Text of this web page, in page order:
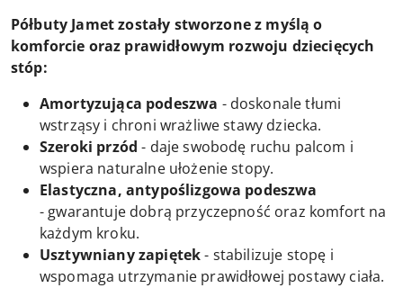
Półbuty Jamet zostały stworzone z myślą o
komforcie oraz prawidłowym rozwoju dziecięcych
stóp:
Amortyzująca podeszwa - doskonale tłumi
wstrząsy i chroni wrażliwe stawy dziecka.
Szeroki przód - daje swobodę ruchu palcom i
wspiera naturalne ułożenie stopy.
Elastyczna, antypoślizgowa podeszwa
- gwarantuje dobrą przyczepność oraz komfort na
każdym kroku.
Usztywniany zapiętek- stabilizuje stopę i
wspomaga utrzymanie prawidłowej postawy ciała.